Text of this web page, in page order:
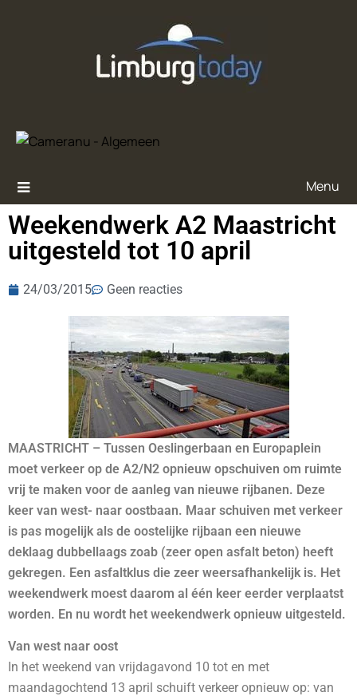
Menu
Weekendwerk A2 Maastricht
uitgesteld tot 10 april
24/03/2015 Geen reacties
MAASTRICHT – Tussen Oeslingerbaan en Europaplein
moet verkeer op de A2/N2 opnieuw opschuiven om ruimte
vrij te maken voor de aanleg van nieuwe rijbanen. Deze
keer van west- naar oostbaan. Maar schuiven met verkeer
is pas mogelijk als de oostelijke rijbaan een nieuwe
deklaag dubbellaags zoab (zeer open asfalt beton) heeft
gekregen. Een asfaltklus die zeer weersafhankelijk is. Het
weekendwerk moest daarom al één keer eerder verplaatst
worden. En nu wordt het weekendwerk opnieuw uitgesteld.
Van west naar oost
In het weekend van vrijdagavond 10 tot en met
maandagochtend 13 april schuift verkeer opnieuw op: van